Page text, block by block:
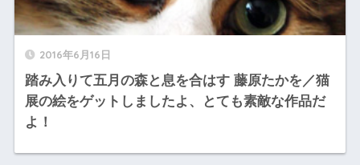
2016年6月16日
踏み入りて五月の森と息を合はす 藤原たかを／猫
展の絵をゲットしましたよ、とても素敵な作品だ
よ！